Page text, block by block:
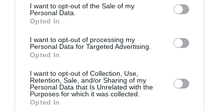
I want to opt-out of the Sale of my
Personal Data.
Opted In
I want to opt-out of processing my
Personal Data for Targeted Advertising.
Opted In
I want to opt-out of Collection, Use,
Retention, Sale, and/or Sharing of my
Personal Data that Is Unrelated with the
Purposes for which it was collected.
Opted In
doivent pas solliciter la délivrance d’un titre de séjour.
CITOYENS SCHENGEN ET NON-SCHENGEN
Les ressortissants des pays n’appliquant pas l’accord
de Schengen satisfont à l’obligation de déclarer leur